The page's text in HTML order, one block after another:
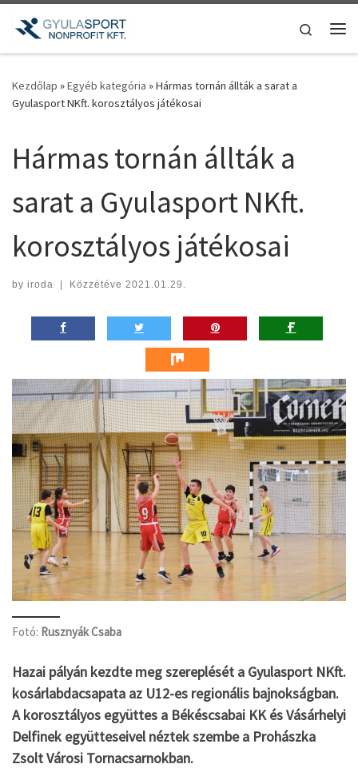
Teljes tartalom megjelenítése
Search
Kezdőlap »Egyéb kategória »Hármas tornán állták a sarat a
Gyulasport NKft. korosztályos játékosai
Hármas tornán állták a
sarat a Gyulasport NKft.
korosztályos játékosai
by iroda | Közzétéve 2021.01.29.
Fotó: Rusznyák Csaba
Hazai pályán kezdte meg szereplését a Gyulasport NKft.
kosárlabdacsapata az U12-es regionális bajnokságban.
A korosztályos együttes a Békéscsabai KK és Vásárhelyi
Delfinek együtteseivel néztek szembe a Prohászka
Zsolt Városi Tornacsarnokban.